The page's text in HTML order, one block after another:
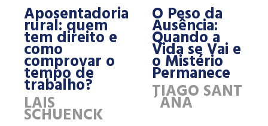
Aposentadoria
rural: quem
tem direito e
como
comprovar o
tempo de
trabalho?
LAIS
SCHUENCK
O Peso da
Ausência:
Quando a
Vida se Vai e
o Mistério
Permanece
TIAGO SANT
´ANA